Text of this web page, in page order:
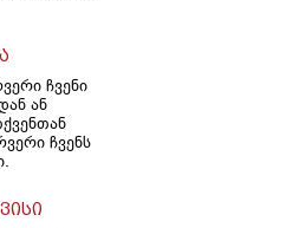
ჩვენი
ან
ჩვენს